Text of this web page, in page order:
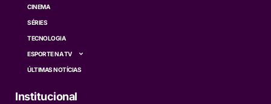
CINEMA
SÉRIES
TECNOLOGIA
ESPORTE NA TV
ÚLTIMAS NOTÍCIAS
Institucional